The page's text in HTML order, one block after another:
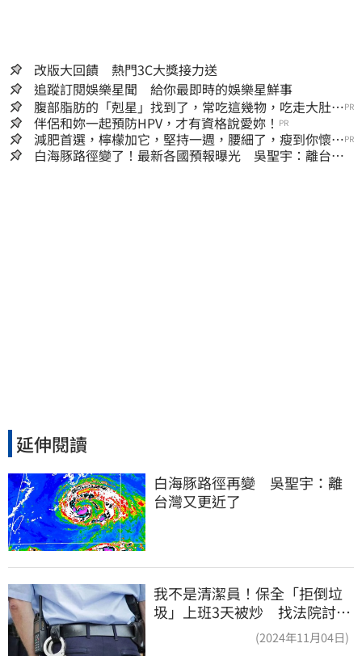
改版大回饋 熱門3C大獎接力送
追蹤訂閱娛樂星聞 給你最即時的娛樂星鮮事
腹部脂肪的「剋星」找到了，常吃這幾物，吃走大肚
囊，瘦出小蠻腰
PR
伴侶和妳一起預防HPV，才有資格說愛妳！ PR
減肥首選，檸檬加它，堅持一週，腰細了，瘦到你懷疑
人生
PR
白海豚路徑變了！最新各國預報曝光 吳聖宇：離台灣
延伸閱讀
白海豚路徑再變　吳聖宇：離
台灣又更近了
我不是清潔員！保全「拒倒垃
圾」上班3天被炒 找法院討公
(2024年11月04日)